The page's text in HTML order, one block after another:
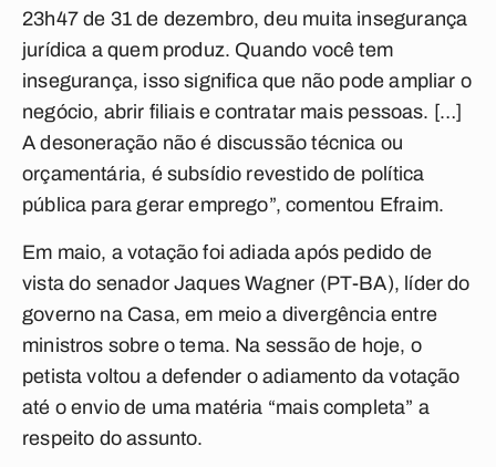
23h47 de 31 de dezembro, deu muita insegurança
jurídica a quem produz. Quando você tem
insegurança, isso significa que não pode ampliar o
negócio, abrir filiais e contratar mais pessoas. […]
A desoneração não é discussão técnica ou
orçamentária, é subsídio revestido de política
pública para gerar emprego”, comentou Efraim.
Em maio, a votação foi adiada após pedido de
vista do senador Jaques Wagner (PT-BA), líder do
governo na Casa, em meio a divergência entre
ministros sobre o tema. Na sessão de hoje, o
petista voltou a defender o adiamento da votação
até o envio de uma matéria “mais completa” a
respeito do assunto.